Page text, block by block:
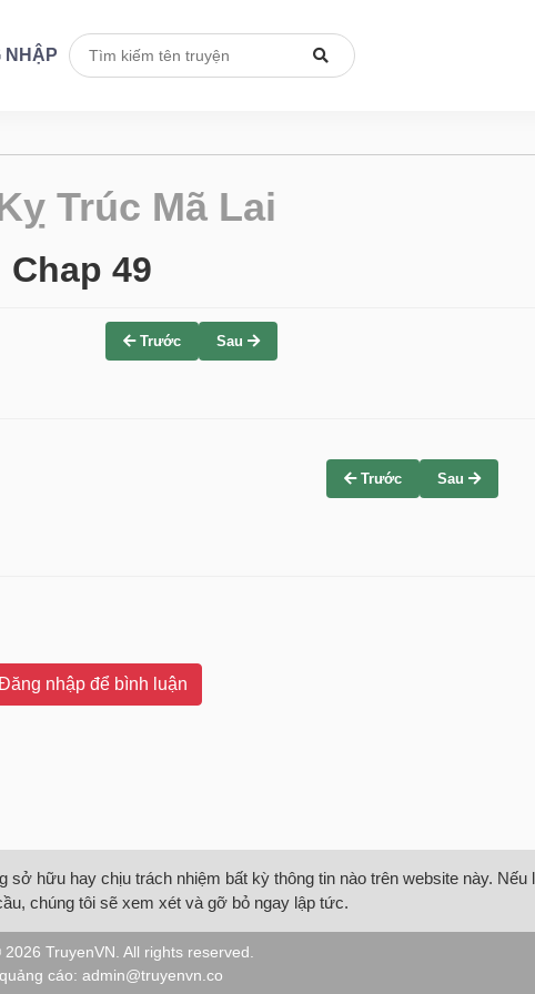
NHẬP
Trúc Mã Lai
Chap 49
Trước Sau
Trước Sau
nhập để bình luận
hữu hay chịu trách nhiệm bất kỳ thông tin nào trên website này.
chúng tôi sẽ xem xét và gỡ bỏ ngay lập tức.
2026 TruyenVN . All rights reserved.
cáo: admin@truyenvn.co